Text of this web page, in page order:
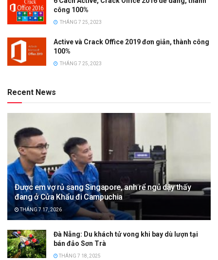
công 100%
THÁNG 7 25, 2023
Active và Crack Office 2019 đơn giản, thành công
100%
THÁNG 7 25, 2023
Recent News
Được em vợ rủ sang Singapore, anh rể ngủ dậy thấy
đang ở Cửa Khẩu đi Campuchia
THÁNG 7 17, 2026
Đà Nẵng: Du khách tử vong khi bay dù lượn tại
bán đảo Sơn Trà
THÁNG 7 18, 2025